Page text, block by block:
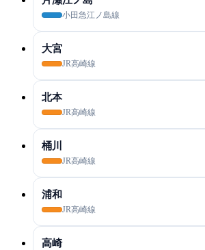
小田急江ノ島線
大宮
JR高崎線
北本
JR高崎線
桶川
JR高崎線
浦和
JR高崎線
高崎